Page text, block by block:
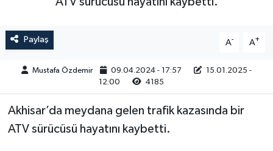
Paylaş A- A+
Mustafa Özdemir 09.04.2024 - 17:57
15.01.2025 -
12:00
4185
Akhisar’da meydana gelen trafik kazasında bir
ATV sürücüsü hayatını kaybetti.
Duyurular
Teknoloji
Akhisar Emlak
Tarım-Gıda
Röportaj